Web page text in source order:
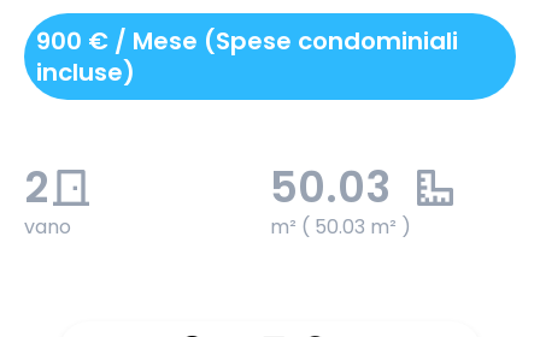
900 € / Mese (Spese condominiali
incluse)
2
vano
50.03
m² ( 50.03 m² )